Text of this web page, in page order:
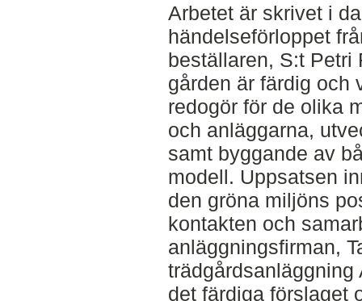
Arbetet är skrivet i
händelseförloppet
beställaren, S:t Petri
gården är färdig och
redogör för de olika
och anläggarna,
samt byggande av
modell. Uppsatsen
den gröna miljöns
kontakten och
anläggningsfirman,
det färdiga förslaget